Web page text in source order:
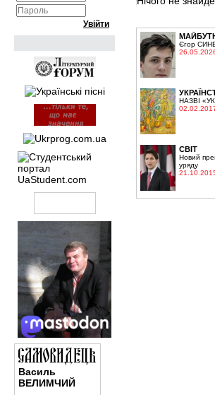
Василь
ВЕЛИМЧИЙ
Єгор
НАЗВІ
СВІТ
Новий
уряду